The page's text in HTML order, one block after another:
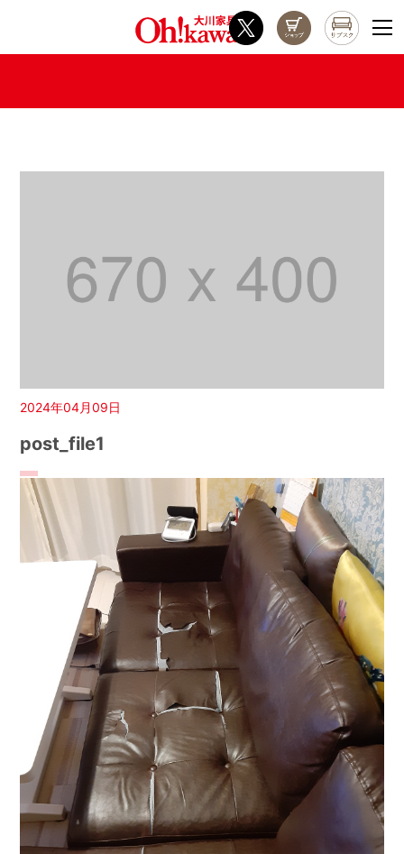
2024年04月09日
post_file1